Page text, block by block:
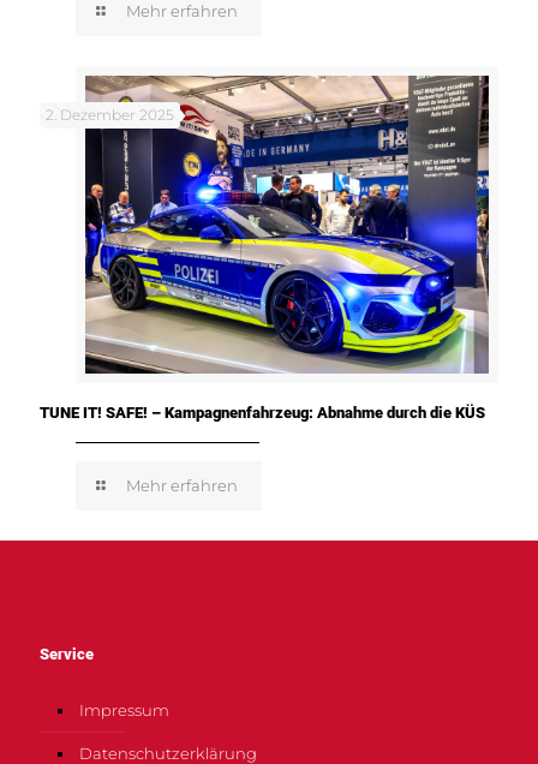
Mehr erfahren
2. Dezember 2025
TUNE IT! SAFE! – Kampagnenfahrzeug: Abnahme durch die KÜS
Mehr erfahren
Service
Impressum
Datenschutzerklärung